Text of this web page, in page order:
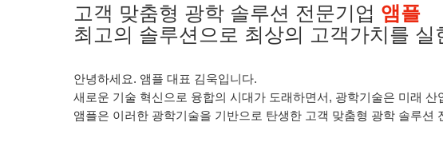
고객 맞춤형 광학 솔루션 전문기업 앰플
최고의 솔루션으로 최상의 고객가치를 실
안녕하세요. 앰플 대표 김욱입니다.
새로운 기술 혁신으로 융합의 시대가 도래하면서, 광학기술은 미래
앰플은 이러한 광학기술을 기반으로 탄생한 고객 맞춤형 광학 솔루션